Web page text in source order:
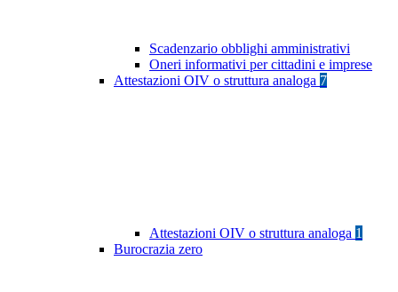
Scadenzario obblighi amministrativi
Oneri informativi per cittadini e imprese
Attestazioni OIV o struttura analoga 7
Attestazioni OIV o struttura analoga 1
Burocrazia zero